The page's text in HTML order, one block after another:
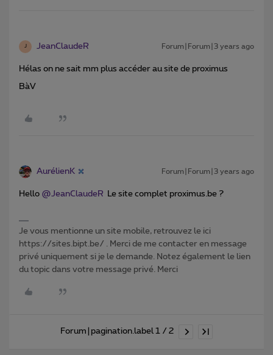
J JeanClaudeR Forum|Forum|3 years ago
Hélas on ne sait mm plus accéder au site de proximus
BàV
AurélienK Forum|Forum|3 years ago
Hello @JeanClaudeR Le site complet proximus.be ?
Je vous mentionne un site mobile, retrouvez le ici
https://sites.bipt.be/ . Merci de me contacter en message
privé uniquement si je le demande. Notez également le lien
du topic dans votre message privé. Merci
Forum|pagination.label 1 / 2